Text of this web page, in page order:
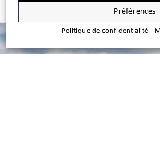
Préférences
Politique de confidentialité